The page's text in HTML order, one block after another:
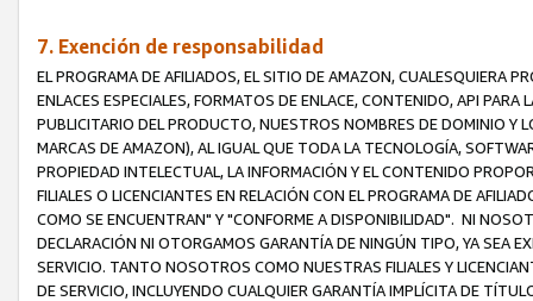
7. Exención de responsabilidad
EL PROGRAMA DE AFILIADOS, EL SITIO DE AMAZON, CUALESQUIERA
ENLACES ESPECIALES, FORMATOS DE ENLACE, CONTENIDO, API
PUBLICITARIO DEL PRODUCTO, NUESTROS NOMBRES DE DOMINIO Y
MARCAS DE AMAZON), AL IGUAL QUE TODA LA TECNOLOGÍA,
PROPIEDAD INTELECTUAL, LA INFORMACIÓN Y EL CONTENIDO
FILIALES O LICENCIANTES EN RELACIÓN CON EL PROGRAMA DE
COMO SE ENCUENTRAN" Y "CONFORME A DISPONIBILIDAD". NI
DECLARACIÓN NI OTORGAMOS GARANTÍA DE NINGÚN TIPO, YA SEA
SERVICIO. TANTO NOSOTROS COMO NUESTRAS FILIALES Y
DE SERVICIO, INCLUYENDO CUALQUIER GARANTÍA IMPLÍCITA DE